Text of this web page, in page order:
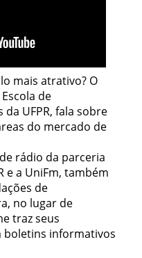
mais atrativo? O
de
UFPR, fala sobre
do mercado de
rádio da parceria
e a UniFm, também
de
no lugar de
traz seus
boletins informativos